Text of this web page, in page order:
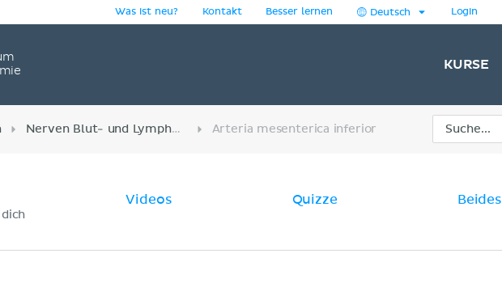
Was ist neu? Kontakt Besser lernen Deutsch Login
KURSE
Nerven Blut- und Lymphgefäße des Abdomens Arteria mesenterica inferior
Videos Quizze Beides